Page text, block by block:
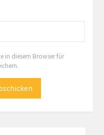
in diesem Browser für